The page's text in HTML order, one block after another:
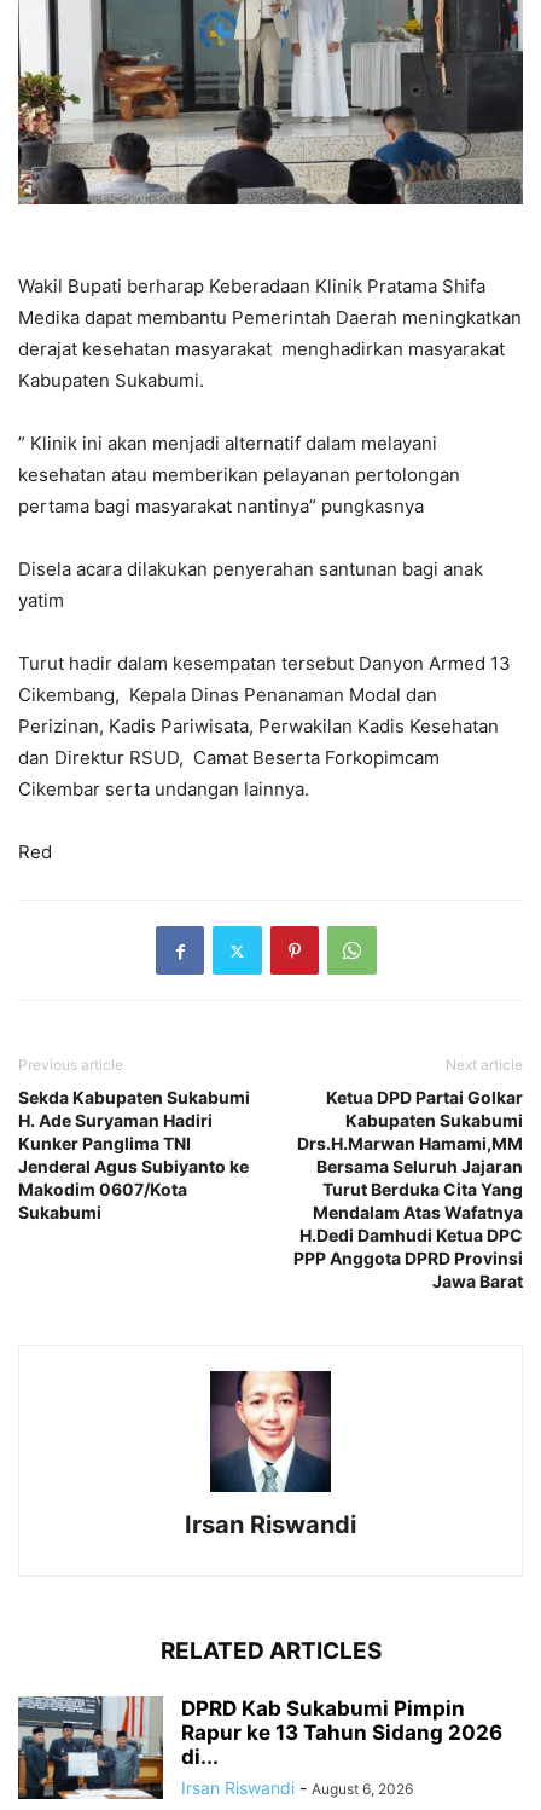
Wakil Bupati berharap Keberadaan Klinik Pratama Shifa
Medika dapat membantu Pemerintah Daerah meningkatkan
derajat kesehatan masyarakat menghadirkan masyarakat
Kabupaten Sukabumi.
” Klinik ini akan menjadi alternatif dalam melayani
kesehatan atau memberikan pelayanan pertolongan
pertama bagi masyarakat nantinya” pungkasnya
Disela acara dilakukan penyerahan santunan bagi anak
yatim
Turut hadir dalam kesempatan tersebut Danyon Armed 13
Cikembang, Kepala Dinas Penanaman Modal dan
Perizinan, Kadis Pariwisata, Perwakilan Kadis Kesehatan
dan Direktur RSUD, Camat Beserta Forkopimcam
Cikembar serta undangan lainnya.
Red
Previous article
Sekda Kabupaten Sukabumi
H. Ade Suryaman Hadiri
Kunker Panglima TNI
Jenderal Agus Subiyanto ke
Makodim 0607/Kota
Sukabumi
Next article
Ketua DPD Partai Golkar
Kabupaten Sukabumi
Drs.H.Marwan Hamami,MM
Bersama Seluruh Jajaran
Turut Berduka Cita Yang
Mendalam Atas Wafatnya
H.Dedi Damhudi Ketua DPC
PPP Anggota DPRD Provinsi
Jawa Barat
Irsan Riswandi
RELATED ARTICLES
DPRD Kab Sukabumi Pimpin
Rapur ke 13 Tahun Sidang 2026
di...
Irsan Riswandi - August 6, 2026